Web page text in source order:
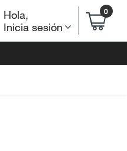
Hola,
Inicia sesión
0